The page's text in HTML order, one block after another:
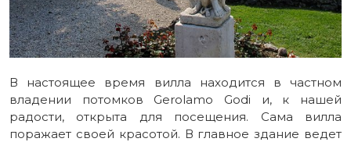
В настоящее время вилла находится в частном
владении потомков Gerolamo Godi и, к нашей
радости, открыта для посещения. Сама вилла
поражает своей красотой. В главное здание ведет